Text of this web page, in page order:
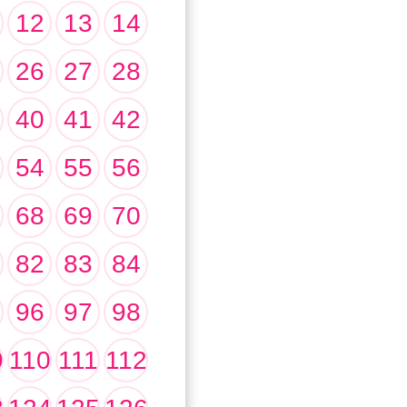
12 13
14
26
27
28
40
41
42
54
55
56
68
69
70
82
83
84
96
97
98
110 111 112